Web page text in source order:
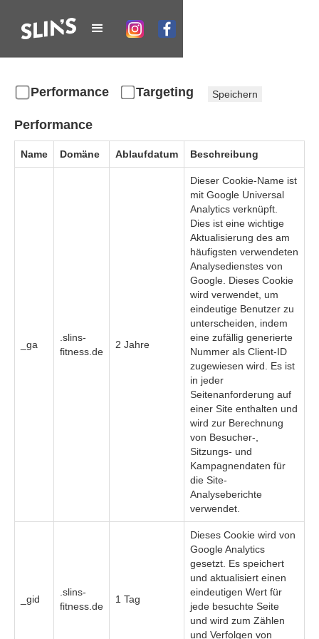
Performance Targeting Speichern
Performance
Name Domäne Ablaufdatum Beschreibung
_ga
.slins-
fitness.de
2 Jahre
Dieser Cookie-Name ist
mit Google Universal
Analytics verknüpft.
Dies ist eine wichtige
Aktualisierung des am
häufigsten verwendeten
Analysedienstes von
Google. Dieses Cookie
wird verwendet, um
eindeutige Benutzer zu
unterscheiden, indem
eine zufällig generierte
Nummer als Client-ID
zugewiesen wird. Es ist
in jeder
Seitenanforderung auf
einer Site enthalten und
wird zur Berechnung
von Besucher-,
Sitzungs- und
Kampagnendaten für
die Site-
Analyseberichte
verwendet.
_gid
.slins-
fitness.de
1 Tag
Dieses Cookie wird von
Google Analytics
gesetzt. Es speichert
und aktualisiert einen
eindeutigen Wert für
jede besuchte Seite
und wird zum Zählen
und Verfolgen von